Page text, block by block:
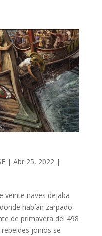
| Abr 25, 2022|
veinte naves dejaba
habían zarpado
de primavera del 498
jonios se